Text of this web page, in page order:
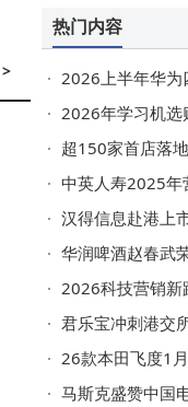
>
热门内容
2026上半年华为四款新
2026年学习机选购指南：
超150家首店落地常州
中英人寿2025年营收下
汉得信息赴港上市：近
华润啤酒赵春武荣膺“2025
2026科技营销新路径：
君乐宝冲刺港交所：61
26款本田飞度1月15日上市在即
马斯克盛赞中国电力优势